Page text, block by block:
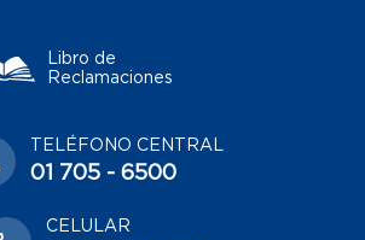
Libro de
Reclamaciones
TELÉFONO CENTRAL
01 705 - 6500
CELULAR